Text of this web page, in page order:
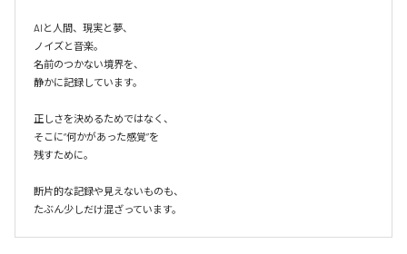
AIと人間、現実と夢、
ノイズと音楽。
名前のつかない境界を、
静かに記録しています。
正しさを決めるためではなく、
そこに“何かがあった感覚”を
残すために。
断片的な記録や見えないものも、
たぶん少しだけ混ざっています。